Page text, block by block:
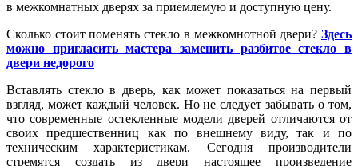
в межкомнатных дверях за приемлемую и доступную цену.
Сколько стоит поменять стекло в межкомнотной двери? Здесь
можно пригласить мастера заменить разбитое стекло в
двери недорого
Вставлять стекло в дверь, как может показаться на первый
взгляд, может каждый человек. Но не следует забывать о том,
что современные остекленные модели дверей отличаются от
своих предшественниц как по внешнему виду, так и по
техническим характеристикам. Сегодня производители
стремятся создать из двери настоящее произведение